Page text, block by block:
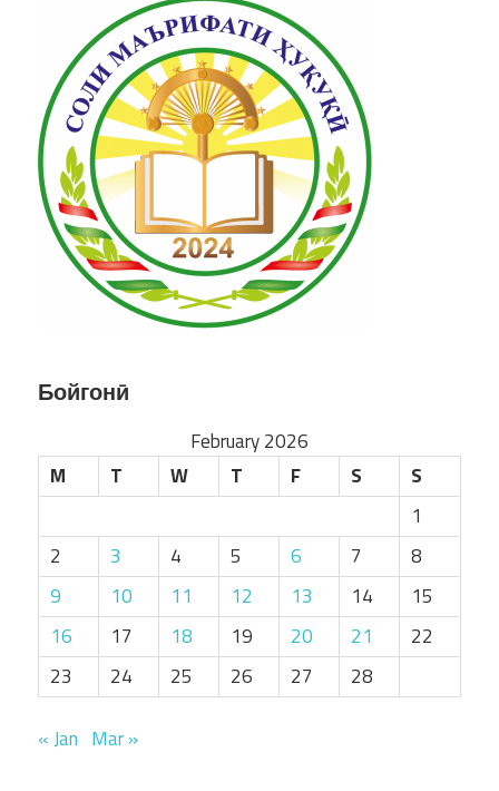
Бойгонӣ
February 2026
M
T W T F S
S
1
2
3 4 5 6 7
8
9
10 11 12 13 14
15
16
17 18 19 20 21
22
23
24 25 26 27 28
« Jan Mar »